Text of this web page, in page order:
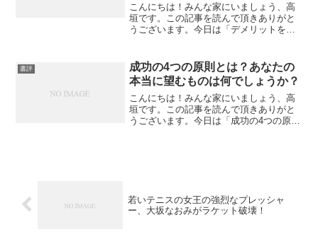
こんにちは！みんな家にいましょう、高
垣です。この記事を読んで頂きありがと
うございます。今日は「デメリットをメ
想を書いてみたいと思います。デメリッ
トをメリットに変え方とは...
書評
成功の4つの原則とは？あなたの
本当に望むものは何でしょうか？
こんにちは！みんな家にいましょう、高
垣です。この記事を読んで頂きありがと
うございます。今日は「成功の4つの原則
若いテニスの女王の強烈なプレッシャ
ー、大坂なおみがラケット破壊！